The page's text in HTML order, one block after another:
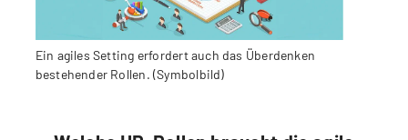
Ein agiles Setting erfordert auch das Überdenken
bestehender Rollen. (Symbolbild)